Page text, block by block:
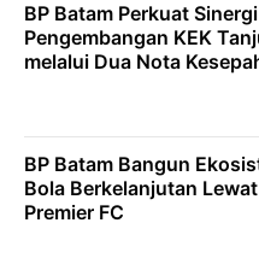
BP Batam Perkuat Sinergi
Pengembangan KEK
melalui Dua Nota
BP Batam Bangun
Bola Berkelanjutan
Premier FC